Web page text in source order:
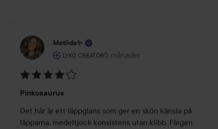
Matilda✨
LYKO CREATOR
Användarens roll: Lyko Creator.
5 månader
Inlägget skapades 5 månader
4
av
5
Pinkosaurus
Det här är ett läppglans som ger en skön känsla på
läpparna, medeltjock konsistens utan klibb. Färgen